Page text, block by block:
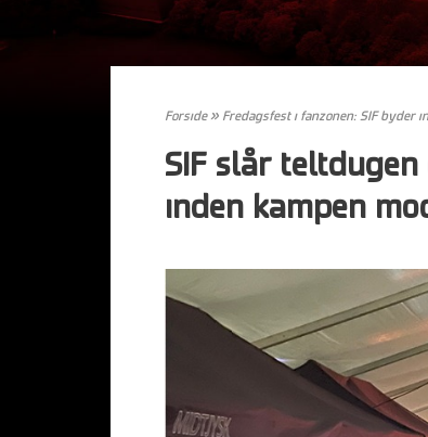
Forside» Fredagsfest i fanzonen: SIF byder
SIF slår
inden kampen